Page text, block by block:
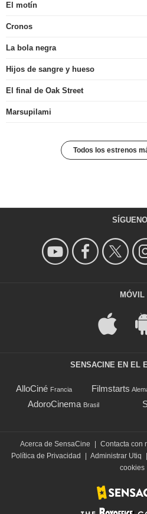
El motín
Cronos
La bola negra
Hijos de sangre y hueso
El final de Oak Street
Marsupilami
Todos los estrenos
MÓVIL
SENSACINE EN EL
AlloCiné Francia Filmstarts
AdoroCinema Brasil
Acerca de SensaCine Contacta con
Política de Privacidad
Administrar Utiq
cookies